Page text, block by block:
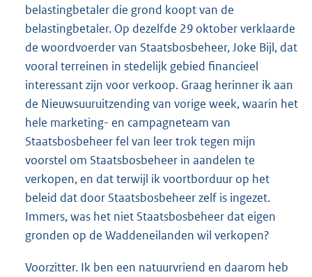
belastingbetaler die grond koopt van de
belastingbetaler. Op dezelfde 29 oktober verklaarde
de woordvoerder van Staatsbosbeheer, Joke Bijl, dat
vooral terreinen in stedelijk gebied financieel
interessant zijn voor verkoop. Graag herinner ik aan
de Nieuwsuuruitzending van vorige week, waarin het
hele marketing- en campagneteam van
Staatsbosbeheer fel van leer trok tegen mijn
voorstel om Staatsbosbeheer in aandelen te
verkopen, en dat terwijl ik voortborduur op het
beleid dat door Staatsbosbeheer zelf is ingezet.
Immers, was het niet Staatsbosbeheer dat eigen
gronden op de Waddeneilanden wil verkopen?
Voorzitter. Ik ben een natuurvriend en daarom heb